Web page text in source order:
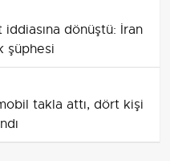
dönüştü: İran
şüphesi
takla attı, dört kişi